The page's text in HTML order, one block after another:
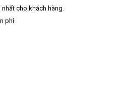
cho khách hàng.
phí